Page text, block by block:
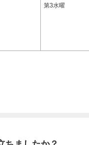
第3水曜